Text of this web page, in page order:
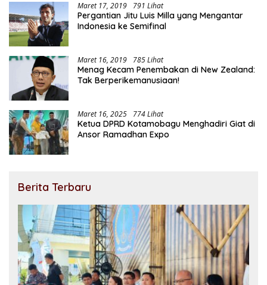
Maret 17, 2019 791 Lihat
Pergantian Jitu Luis Milla yang Mengantar
Indonesia ke Semifinal
Maret 16, 2019 785 Lihat
Menag Kecam Penembakan di New Zealand:
Tak Berperikemanusiaan!
Maret 16, 2025 774 Lihat
Ketua DPRD Kotamobagu Menghadiri Giat di
Ansor Ramadhan Expo
Berita Terbaru